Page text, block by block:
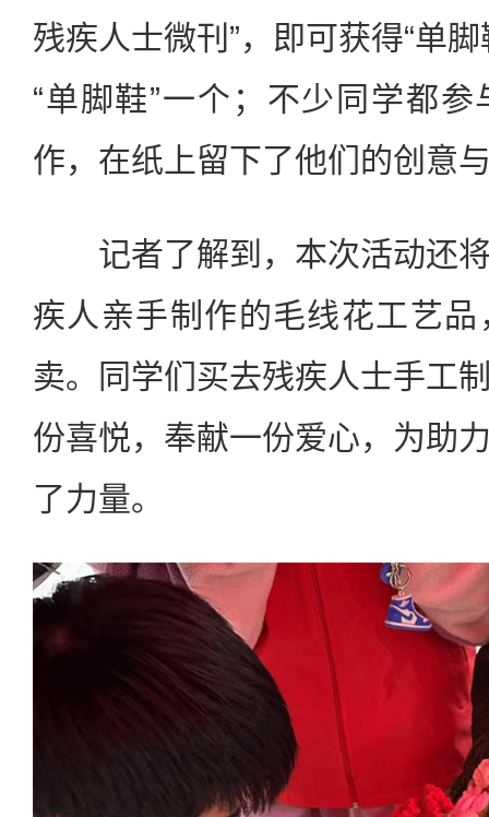
残疾人士微刊”，即可获得“单
“单脚鞋”一个；不少同学都
作，在纸上留下了他们的创意
记者了解到，本次活动还将
疾人亲手制作的毛线花工艺
卖。同学们买去残疾人士手工
份喜悦，奉献一份爱心，为助
了力量。